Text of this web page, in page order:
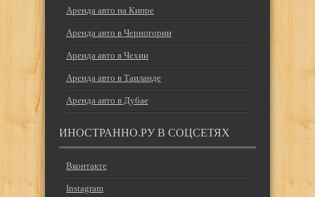
Аренда авто на Кипре
Аренда авто в Черногории
Аренда авто в Чехии
Аренда авто в Таиланде
Аренда авто в Дубае
ИНОСТРАННО.РУ В СОЦСЕТЯХ
Вконтакте
Instagram